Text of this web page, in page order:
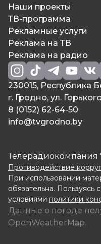
Наши проекты
ТВ-программа
Рекламные услуги
Реклама на ТВ
Реклама на радио
230015, Республика
г. Гродно, ул.
8 (0152) 62-64-50
info@tvgrodno.by
Телерадиокомпания
Противодействие
При использовании
обязательна. Пользуясь
условиями политики
Данные о погоде
OpenWeatherMap.